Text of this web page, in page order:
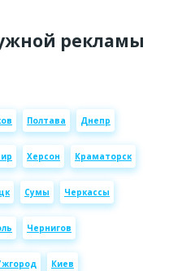
рекламы
Полтава Днепр
Херсон Краматорск
Сумы Черкассы
Чернигов
Киев